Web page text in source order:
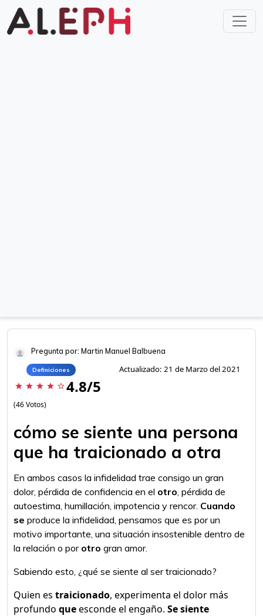
Pregunta por: Martin Manuel Balbuena
Definiciones Actualizado: 21 de Marzo del 2021
star star star star star_border 4.8/5
(46 Votos)
cómo se siente una persona
que ha traicionado a otra
En ambos casos la infidelidad trae consigo un gran
dolor, pérdida de confidencia en el otro, pérdida de
autoestima, humillación, impotencia y rencor. Cuando
se produce la infidelidad, pensamos que es por un
motivo importante, una situación insostenible dentro de
la relación o por otro gran amor.
Sabiendo esto, ¿qué se siente al ser traicionado?
Quien es traicionado, experimenta el dolor más
profundo queesconde el engaño. Se siente